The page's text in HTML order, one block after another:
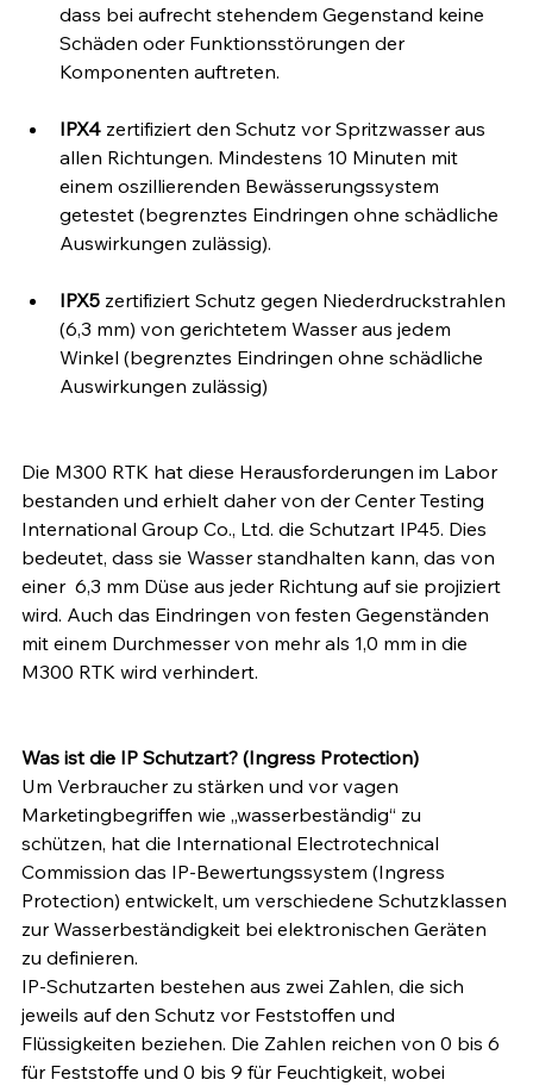
dass bei aufrecht stehendem Gegenstand keine
Schäden oder Funktionsstörungen der
Komponenten auftreten.
IPX4 zertifiziert den Schutz vor Spritzwasser aus
allen Richtungen. Mindestens 10 Minuten mit
einem oszillierenden Bewässerungssystem
getestet (begrenztes Eindringen ohne schädliche
Auswirkungen zulässig).
IPX5 zertifiziert Schutz gegen Niederdruckstrahlen
(6,3 mm) von gerichtetem Wasser aus jedem
Winkel (begrenztes Eindringen ohne schädliche
Auswirkungen zulässig)
Die M300 RTK hat diese Herausforderungen im Labor
bestanden und erhielt daher von der Center Testing
International Group Co., Ltd. die Schutzart IP45. Dies
bedeutet, dass sie Wasser standhalten kann, das von
einer  6,3 mm Düse aus jeder Richtung auf sie projiziert
wird. Auch das Eindringen von festen Gegenständen
mit einem Durchmesser von mehr als 1,0 mm in die
M300 RTK wird verhindert.
Was ist die IP Schutzart? (Ingress Protection)
Um Verbraucher zu stärken und vor vagen
Marketingbegriffen wie „wasserbeständig“ zu
schützen, hat die International Electrotechnical
Commission das IP-Bewertungssystem (Ingress
Protection) entwickelt, um verschiedene Schutzklassen
zur Wasserbeständigkeit bei elektronischen Geräten
zu definieren.
IP-Schutzarten bestehen aus zwei Zahlen, die sich
jeweils auf den Schutz vor Feststoffen und
Flüssigkeiten beziehen. Die Zahlen reichen von 0 bis 6
für Feststoffe und 0 bis 9 für Feuchtigkeit, wobei